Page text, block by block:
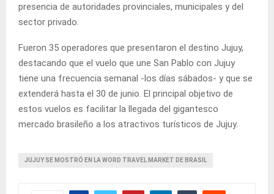
presencia de autoridades provinciales, municipales y del
sector privado.
Fueron 35 operadores que presentaron el destino Jujuy,
destacando que el vuelo que une San Pablo con Jujuy
tiene una frecuencia semanal -los días sábados- y que se
extenderá hasta el 30 de junio. El principal objetivo de
estos vuelos es facilitar la llegada del gigantesco
mercado brasileño a los atractivos turísticos de Jujuy.
JUJUY SE MOSTRÓ EN LA WORD TRAVEL MARKET DE BRASIL